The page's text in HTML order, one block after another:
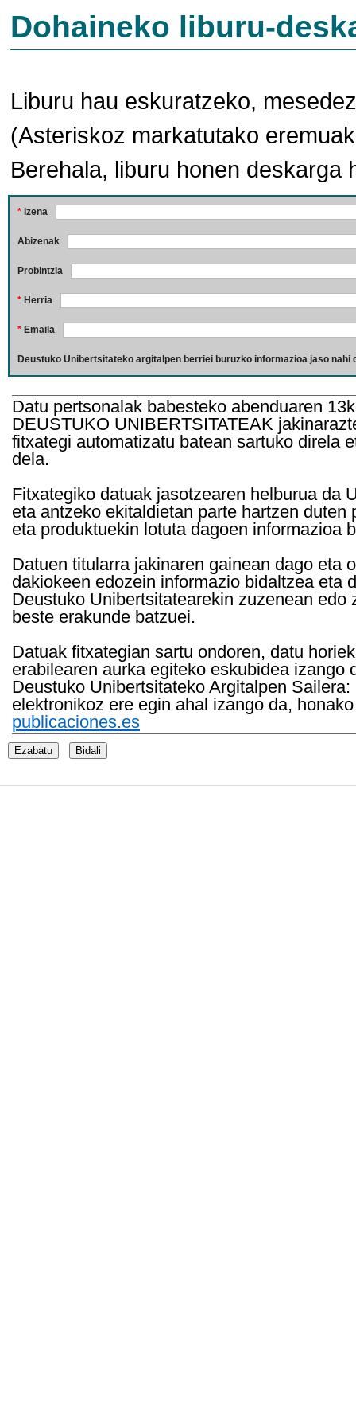
Dohaineko liburu-
Liburu hau eskuratzeko,
(Asteriskoz markatutako
Berehala, liburu honen deskarga
* Izena
Abizenak
Probintzia
* Herria
* Emaila
Deustuko Unibertsitateko argitalpen berriei buruzko informazioa jaso nahi
Datu pertsonalak babesteko abenduaren
DEUSTUKO UNIBERTSITATEAK
fitxategi automatizatu batean sartuko direla
dela.
Fitxategiko datuak jasotzearen helburua da
eta antzeko ekitaldietan parte hartzen
eta produktuekin lotuta dagoen informazioa
Datuen titularra jakinaren gainean dago eta
dakiokeen edozein informazio bidaltzea eta
Deustuko Unibertsitatearekin zuzenean
beste erakunde batzuei.
Datuak fitxategian sartu ondoren, datu
erabilearen aurka egiteko eskubidea
Deustuko Unibertsitateko Argitalpen
elektronikoz ere egin ahal izango da,
publicaciones.es
Ezabatu Bidali